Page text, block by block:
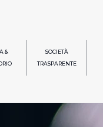
&
SOCIETÀ
TRASPARENTE